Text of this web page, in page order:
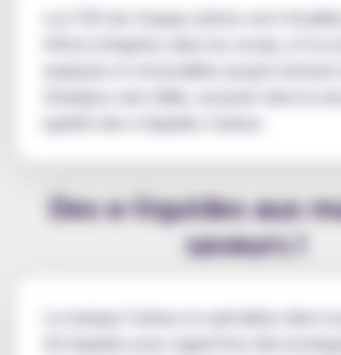
Les FDS de chaque arôme sont
d'être intégrées dans les essais, et la
Des e-liquides aux
saveurs !
La marque Curieux se spécialise dans la
d'e-liquides pour cigarettes